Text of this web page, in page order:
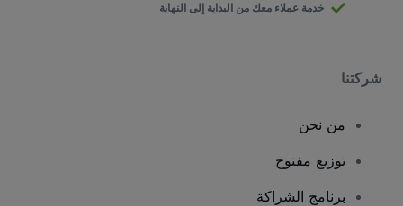
خدمة عملاء معك من البداية إلى النهاية
شركتنا
من نحن
توزيع مفتوح
برنامج الشراكة